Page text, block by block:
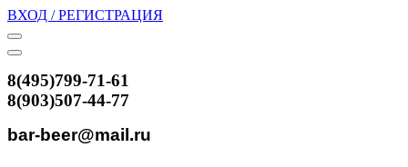
ВХОД / РЕГИСТРАЦИЯ
8(495)799-71-61
8(903)507-44-77
bar-beer@mail.ru